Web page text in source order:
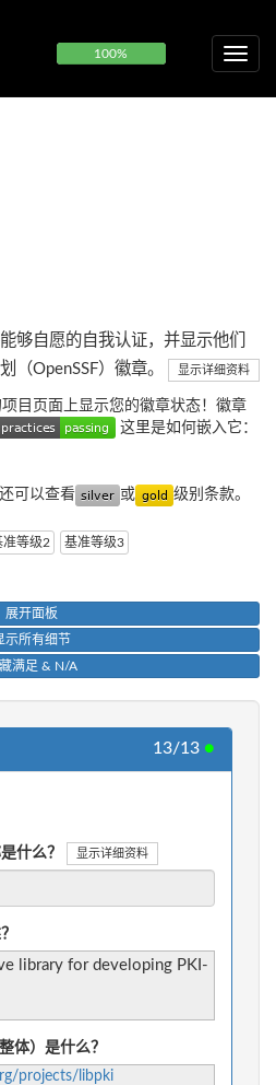
100%
够自愿的自我认证，并显示他们
（OpenSSF）徽章。
显示详细资料
目页面上显示您的徽章状态！徽章
这里是如何嵌入它：
可以查看 或 级别条款。
准等级2 基准等级3
展开面板
示所有细节
满足 & N/A
13/13 ●
什么？ 显示详细资料
library for developing PKI-
体）是什么？
projects/libpki